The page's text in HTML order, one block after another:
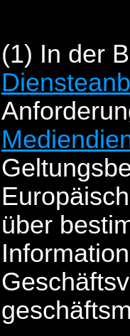
(1) In der
über